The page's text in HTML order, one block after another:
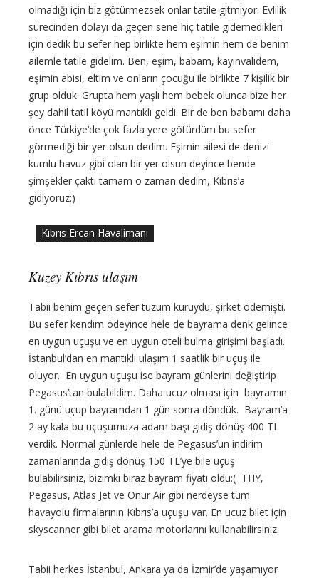
olmadığı için biz götürmezsek onlar tatile gitmiyor. Evlilik
sürecinden dolayı da geçen sene hiç tatile gidemedikleri
için dedik bu sefer hep birlikte hem eşimin hem de benim
ailemle tatile gidelim. Ben, eşim, babam, kayınvalidem,
eşimin abisi, eltim ve onların çocuğu ile birlikte 7 kişilik bir
grup olduk. Grupta hem yaşlı hem bebek olunca bize her
şey dahil tatil köyü mantıklı geldi. Bir de ben babamı daha
önce Türkiye’de çok fazla yere götürdüm bu sefer
görmediği bir yer olsun dedim. Eşimin ailesi de denizi
kumlu havuz gibi olan bir yer olsun deyince bende
şimşekler çaktı tamam o zaman dedim, Kıbrıs’a
gidiyoruz:)
Kıbrıs Ercan Havalimanı
Kuzey Kıbrıs ulaşım
Tabii benim geçen sefer tuzum kuruydu, şirket ödemişti.
Bu sefer kendim ödeyince hele de bayrama denk gelince
en uygun uçuşu ve en uygun oteli bulma girişimi başladı.
İstanbul’dan en mantıklı ulaşım 1 saatlik bir uçuş ile
oluyor. En uygun uçuşu ise bayram günlerini değiştirip
Pegasus’tan bulabildim. Daha ucuz olması için bayramın
1. günü uçup bayramdan 1 gün sonra döndük. Bayram’a
2 ay kala bu uçuşumuza adam başı gidiş dönüş 400 TL
verdik. Normal günlerde hele de Pegasus’un indirim
zamanlarında gidiş dönüş 150 TL’ye bile uçuş
bulabilirsiniz, bizimki biraz bayram fiyatı oldu:( THY,
Pegasus, Atlas Jet ve Onur Air gibi nerdeyse tüm
havayolu firmalarının Kıbrıs’a uçuşu var. En ucuz bilet için
skyscanner gibi bilet arama motorlarını kullanabilirsiniz.
Tabii herkes İstanbul, Ankara ya da İzmir’de yaşamıyor